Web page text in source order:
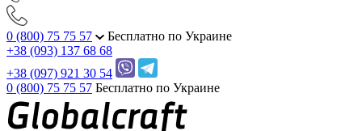
0 (800) 75 75 57
Бесплатно по Украине
+38 (093) 137 68 68
+38 (097) 921 30 54
0 (800) 75 75 57 Бесплатно по Украине